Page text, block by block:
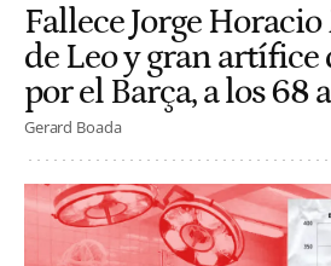
Fallece Jorge
de Leo y gran artífice
por el Barça, a los 68
Gerard Boada